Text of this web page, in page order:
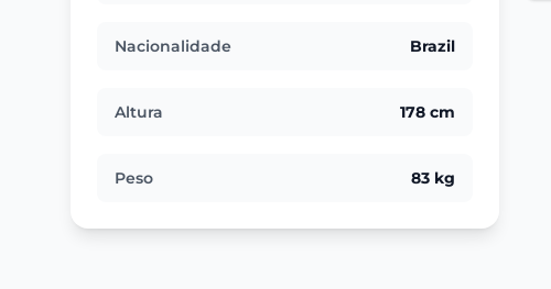
Nacionalidade Brazil
Altura 178 cm
Peso 83 kg